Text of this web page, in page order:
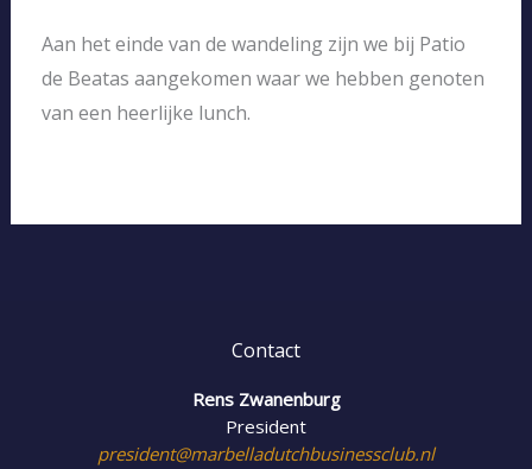
Aan het einde van de wandeling zijn we bij Patio
de Beatas aangekomen waar we hebben genoten
van een heerlijke lunch.
Contact
Rens Zwanenburg
President
president@marbelladutchbusinessclub.nl